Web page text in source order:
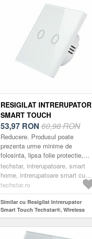
RESIGILAT INTRERUPATOR
SMART TOUCH
TECHSTAR®, WIRELESS
2.4GHZ, STICLA
SECURIZATA, DESIGN
MODERN, ILUMINARE LED,
2 FAZE, ALB
53,97 RON 60,98 RON
Reducere. Produsul poate
prezenta urme minime de
folosinta, lipsa folie protectie,
cutie deteriorata/lipsa, usoare
zgarieturi etc. Intrerupatoarele
marca ®Te...
techstar, intrerupatoare, smart
home, intrerupatoare smart cu
wifi
techstar.ro
Similar cu Resigilat Intrerupator
Smart Touch Techstar®, Wireless
2.4GHz, Sticla Securizata, Design
Modern, Iluminare LED, 2 Faze, Alb